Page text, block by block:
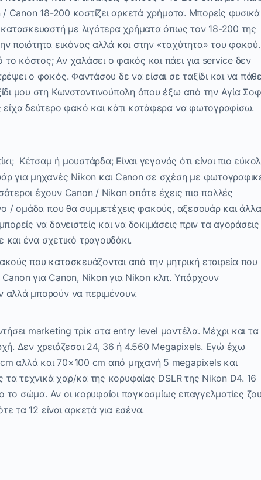
Canon 18-200 κοστίζει αρκετά χρήματα. Μπορείς φυσικά
με λιγότερα χρήματα όπως τον 18-200 της
ποιότητα εικόνας αλλά και στην «ταχύτητα» του φακού.
κόστος; Αν χαλάσει ο φακός και πάει για service δεν
ο φακός. Φαντάσου δε να είσαι σε ταξίδι και να
μου στη Κωνσταντινούπολη όπου έξω από την Αγία
δεύτερο φακό και κάτι κατάφερα να φωτογραφίσω.
Κέτσαμ ή μουστάρδα; Είναι γεγονός ότι είναι πιο
για μηχανές Nikon και Canon σε σχέση με
έχουν Canon / Nikon οπότε έχεις πιο πολλές
/ ομάδα που θα συμμετέχεις φακούς, αξεσουάρ και άλλα
να δανειστείς και να δοκιμάσεις πριν τα αγοράσεις
ένα σχετικό τραγουδάκι.
που κατασκευάζονται από την μητρική εταιρεία που
για Canon, Nikon για Nikon κλπ. Υπάρχουν
αλλά μπορούν να περιμένουν.
marketing τρίκ στα entry level μοντέλα. Μέχρι και τα
Δεν χρειάζεσαι 24, 36 ή 4.560 Megapixels. Εγώ έχω
αλλά και 70×100 cm από μηχανή 5 megapixels και
τα τεχνικά χαρ/κα της κορυφαίας DSLR της Nikon D4. 16
το σώμα. Αν οι κορυφαίοι παγκοσμίως επαγγελματίες
τα 12 είναι αρκετά για εσένα.